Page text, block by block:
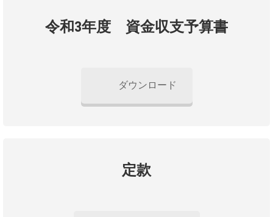
令和3年度 資金収支予算書
ダウンロード
定款